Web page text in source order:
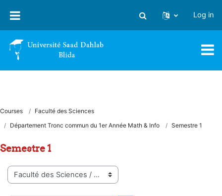
Toggle search input
Log in
Courses
Faculté des Sciences
Département Tronc commun du 1er Année Math & Info
Semestre 1
Semestre 1
Course categories